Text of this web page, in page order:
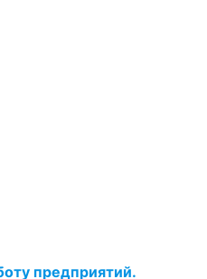
предприятий.